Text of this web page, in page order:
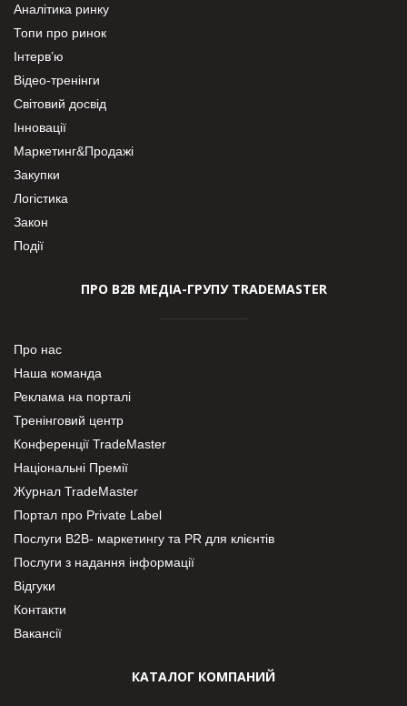
Аналітика ринку
Топи про ринок
Інтерв’ю
Відео-тренінги
Світовий досвід
Інновації
Маркетинг&Продажі
Закупки
Логістика
Закон
Події
ПРО В2В МЕДІА-ГРУПУ TRADEMASTER
Про нас
Наша команда
Реклама на порталі
Тренінговий центр
Конференції TradeMaster
Національні Премії
Журнал TradeMaster
Портал про Private Label
Послуги В2В- маркетингу та PR для клієнтів
Послуги з надання інформації
Відгуки
Контакти
Вакансії
КАТАЛОГ КОМПАНИЙ